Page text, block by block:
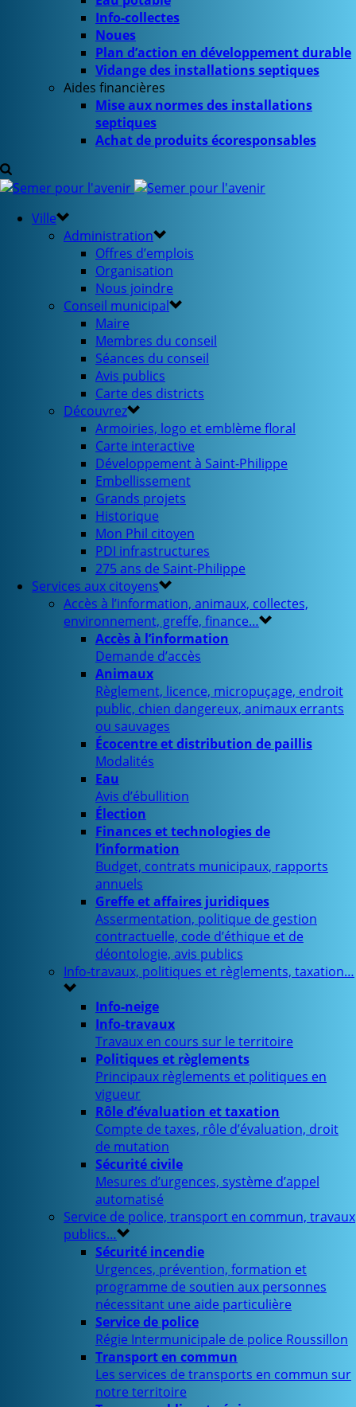
Info-collectes
Noues
Plan d’action en développement durable
Vidange des installations septiques
Aides financières
Mise aux normes des installations
septiques
Achat de produits écoresponsables
Ville
Administration
Offres d’emplois
Organisation
Nous joindre
Conseil municipal
Maire
Membres du conseil
Séances du conseil
Avis publics
Carte des districts
Découvrez
Armoiries, logo et emblème floral
Carte interactive
Développement à Saint-Philippe
Embellissement
Grands projets
Historique
Mon Phil citoyen
PDI infrastructures
275 ans de Saint-Philippe
Services aux citoyens
Accès à l’information, animaux, collectes,
environnement, greffe, finance…
Accès à l’information
Demande d’accès
Animaux
Règlement, licence, micropuçage, endroit
public, chien dangereux, animaux errants
ou sauvages
Écocentre et distribution de paillis
Modalités
Eau
Avis d’ébullition
Élection
Finances et technologies de
l’information
Budget, contrats municipaux, rapports
annuels
Greffe et affaires juridiques
Assermentation, politique de gestion
contractuelle, code d’éthique et de
déontologie, avis publics
Info-travaux, politiques et règlements, taxation…
Info-neige
Info-travaux
Travaux en cours sur le territoire
Politiques et règlements
Principaux règlements et politiques en
vigueur
Rôle d’évaluation et taxation
Compte de taxes, rôle d’évaluation, droit
de mutation
Sécurité civile
Mesures d’urgences, système d’appel
automatisé
Service de police, transport en commun, travaux
publics…
Sécurité incendie
Urgences, prévention, formation et
programme de soutien aux personnes
nécessitant une aide particulière
Service de police
Régie Intermunicipale de police Roussillon
Transport en commun
Les services de transports en commun sur
notre territoire